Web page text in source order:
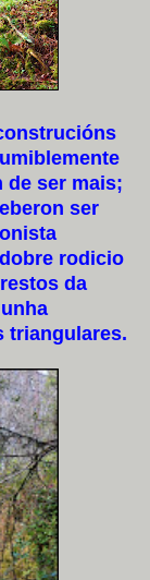
de ser mais;
ser
rodicio
da
triangulares.